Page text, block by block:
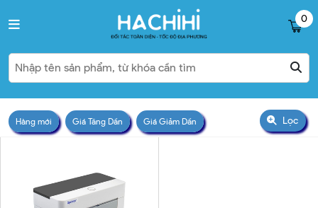
0
Hàng mới Giá Tăng Dần Giá Giảm Dần Lọc